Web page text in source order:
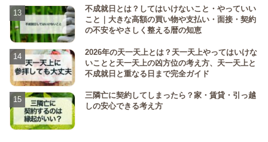
不成就日とは？してはいけないこと・やっていい
こと｜大きな高額の買い物や支払い・面接・契約
の不安をやさしく整える暦の知恵
2026年の天一天上とは？天一天上やってはいけな
いことと天一天上の凶方位の考え方、天一天上と
不成就日と重なる日まで完全ガイド
三隣亡に契約してしまったら？家・賃貸・引っ越
しの安心できる考え方